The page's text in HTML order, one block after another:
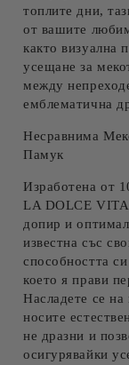
топлите дни,
от вашите
както визуална
усещане за
между
емблематична
Несравнима
Памук
Изработена от
LA DOLCE VITA
допир и
известна със
способността
което я прави
Насладете се
носите
не дразни и
осигурявайки